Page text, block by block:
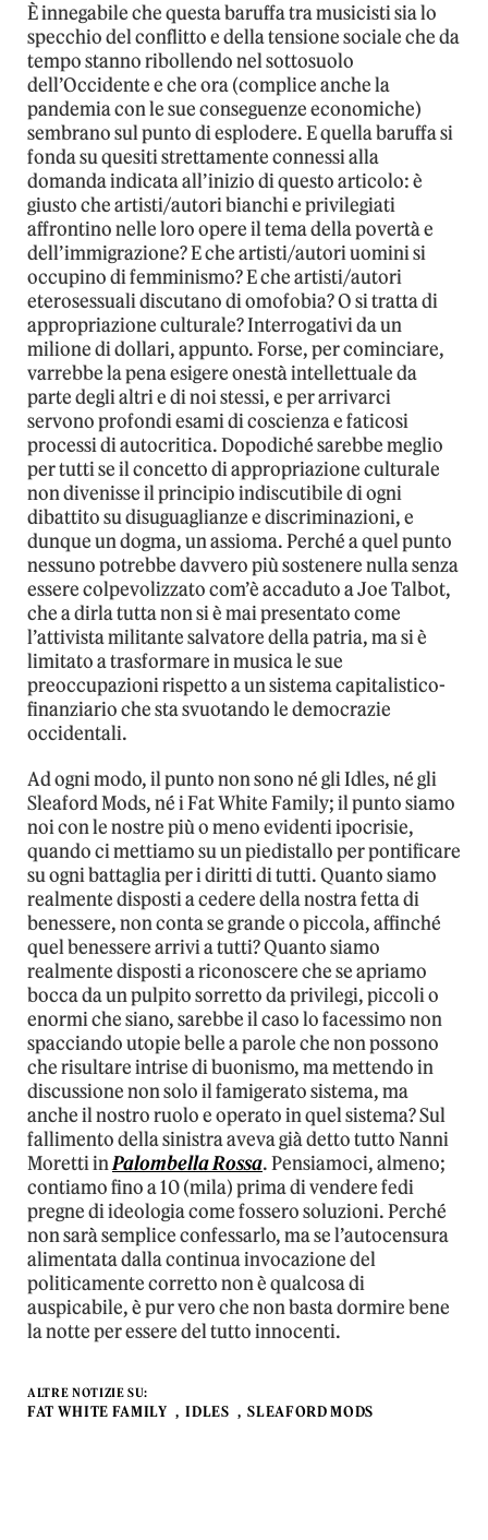
È innegabile che questa baruffa tra musicisti sia lo
specchio del conflitto e della tensione sociale che da
tempo stanno ribollendo nel sottosuolo
dell’Occidente e che ora (complice anche la
pandemia con le sue conseguenze economiche)
sembrano sul punto di esplodere. E quella baruffa si
fonda su quesiti strettamente connessi alla
domanda indicata all’inizio di questo articolo: è
giusto che artisti/autori bianchi e privilegiati
affrontino nelle loro opere il tema della povertà e
dell’immigrazione? E che artisti/autori uomini si
occupino di femminismo? E che artisti/autori
eterosessuali discutano di omofobia? O si tratta di
appropriazione culturale? Interrogativi da un
milione di dollari, appunto. Forse, per cominciare,
varrebbe la pena esigere onestà intellettuale da
parte degli altri e di noi stessi, e per arrivarci
servono profondi esami di coscienza e faticosi
processi di autocritica. Dopodiché sarebbe meglio
per tutti se il concetto di appropriazione culturale
non divenisse il principio indiscutibile di ogni
dibattito su disuguaglianze e discriminazioni, e
dunque un dogma, un assioma. Perché a quel punto
nessuno potrebbe davvero più sostenere nulla senza
essere colpevolizzato com’è accaduto a Joe Talbot,
che a dirla tutta non si è mai presentato come
l’attivista militante salvatore della patria, ma si è
limitato a trasformare in musica le sue
preoccupazioni rispetto a un sistema capitalistico-
finanziario che sta svuotando le democrazie
occidentali.
Ad ogni modo, il punto non sono né gli Idles, né gli
Sleaford Mods, né i Fat White Family; il punto siamo
noi con le nostre più o meno evidenti ipocrisie,
quando ci mettiamo su un piedistallo per pontificare
su ogni battaglia per i diritti di tutti. Quanto siamo
realmente disposti a cedere della nostra fetta di
benessere, non conta se grande o piccola, affinché
quel benessere arrivi a tutti? Quanto siamo
realmente disposti a riconoscere che se apriamo
bocca da un pulpito sorretto da privilegi, piccoli o
enormi che siano, sarebbe il caso lo facessimo non
spacciando utopie belle a parole che non possono
che risultare intrise di buonismo, ma mettendo in
discussione non solo il famigerato sistema, ma
anche il nostro ruolo e operato in quel sistema? Sul
fallimento della sinistra aveva già detto tutto Nanni
Moretti inPalombella Rossa. Pensiamoci, almeno;
contiamo fino a 10 (mila) prima di vendere fedi
pregne di ideologia come fossero soluzioni. Perché
non sarà semplice confessarlo, ma se l’autocensura
alimentata dalla continua invocazione del
politicamente corretto non è qualcosa di
auspicabile, è pur vero che non basta dormire bene
la notte per essere del tutto innocenti.
ALTRE NOTIZIE SU:
FAT WHITE FAMILY IDLES SLEAFORD MODS